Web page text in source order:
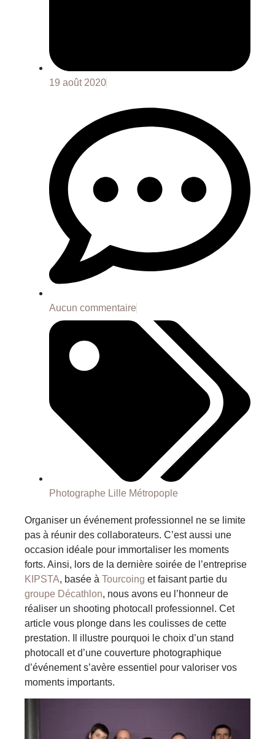
19 août 2020
Aucun commentaire
Photographe Lille Métropople
Organiser un événement professionnel ne se limite
pas à réunir des collaborateurs. C’est aussi une
occasion idéale pour immortaliser les moments
forts. Ainsi, lors de la dernière soirée de l’entreprise
KIPSTA, basée à Tourcoing et faisant partie du
groupe Décathlon, nous avons eu l’honneur de
réaliser un shooting photocall professionnel. Cet
article vous plonge dans les coulisses de cette
prestation. Il illustre pourquoi le choix d’un stand
photocall et d’une couverture photographique
d’événement s’avère essentiel pour valoriser vos
moments importants.